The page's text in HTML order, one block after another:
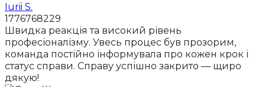
Iurii S.
1776768229
Швидка реакція та високий рівень
професіоналізму. Увесь процес був прозорим,
команда постійно інформувала про кожен крок і
статус справи. Справу успішно закрито — щиро
дякую!